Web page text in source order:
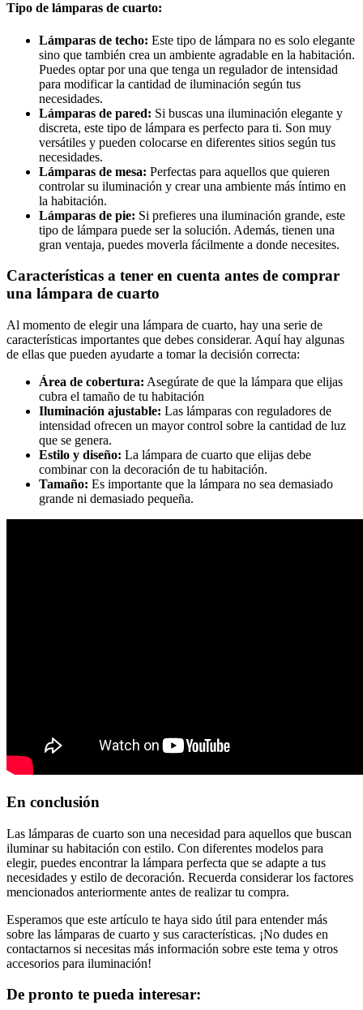
Tipo de lámparas de cuarto:
Lámparas de techo: Este tipo de lámpara no es solo elegante
sino que también crea un ambiente agradable en la habitación.
Puedes optar por una que tenga un regulador de intensidad
para modificar la cantidad de iluminación según tus
necesidades.
Lámparas de pared: Si buscas una iluminación elegante y
discreta, este tipo de lámpara es perfecto para ti. Son muy
versátiles y pueden colocarse en diferentes sitios según tus
necesidades.
Lámparas de mesa: Perfectas para aquellos que quieren
controlar su iluminación y crear una ambiente más íntimo en
la habitación.
Lámparas de pie: Si prefieres una iluminación grande, este
tipo de lámpara puede ser la solución. Además, tienen una
gran ventaja, puedes moverla fácilmente a donde necesites.
Características a tener en cuenta antes de comprar
una lámpara de cuarto
Al momento de elegir una lámpara de cuarto, hay una serie de
características importantes que debes considerar. Aquí hay algunas
de ellas que pueden ayudarte a tomar la decisión correcta:
Área de cobertura: Asegúrate de que la lámpara que elijas
cubra el tamaño de tu habitación
Iluminación ajustable: Las lámparas con reguladores de
intensidad ofrecen un mayor control sobre la cantidad de luz
que se genera.
Estilo y diseño: La lámpara de cuarto que elijas debe
combinar con la decoración de tu habitación.
Tamaño: Es importante que la lámpara no sea demasiado
grande ni demasiado pequeña.
En conclusión
Las lámparas de cuarto son una necesidad para aquellos que buscan
iluminar su habitación con estilo. Con diferentes modelos para
elegir, puedes encontrar la lámpara perfecta que se adapte a tus
necesidades y estilo de decoración. Recuerda considerar los factores
mencionados anteriormente antes de realizar tu compra.
Esperamos que este artículo te haya sido útil para entender más
sobre las lámparas de cuarto y sus características. ¡No dudes en
contactarnos si necesitas más información sobre este tema y otros
accesorios para iluminación!
De pronto te pueda interesar: